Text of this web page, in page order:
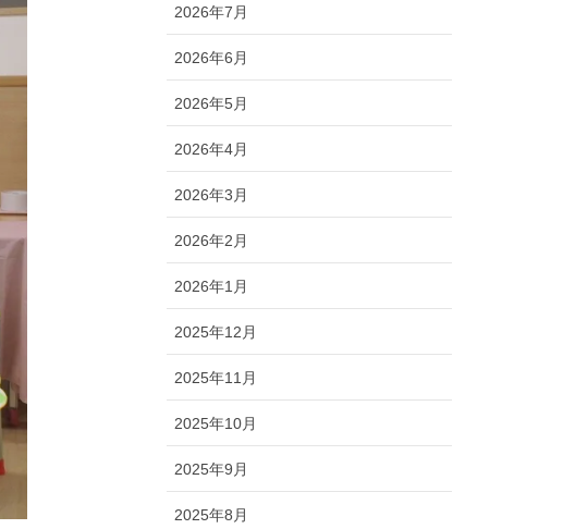
2026年7月
2026年6月
2026年5月
2026年4月
2026年3月
2026年2月
2026年1月
2025年12月
2025年11月
2025年10月
2025年9月
2025年8月